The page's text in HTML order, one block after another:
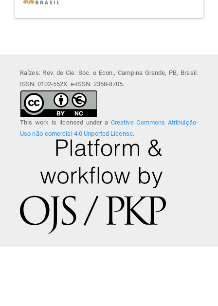
Raízes: Rev. de Cie. Soc. e Econ., Campina Grande, PB, Brasil.
ISSN: 0102-552X. e-ISSN: 2358-8705.
This work is licensed under a Creative Commons Atribuição-
Uso não-comercial 4.0 Unported License.